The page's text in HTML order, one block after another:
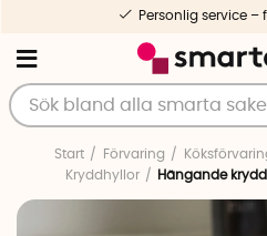
Personlig service –
Start Förvaring
Kryddhyllor
Hängande